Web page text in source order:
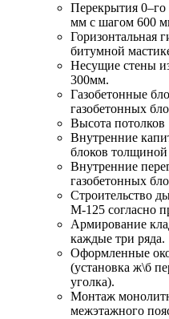
Перекрытия 0–го
мм с шагом 600
Горизонтальная
битумной
Несущие стены
300мм.
Газобетонные
газобетонных
Высота потолков
Внутренние
блоков
Внутренние
газобетонных
Строительство
М-125 согласно
Армирование
каждые три ряда.
Оформленные
(установка ж\б
уголка).
Монтаж
межэтажного